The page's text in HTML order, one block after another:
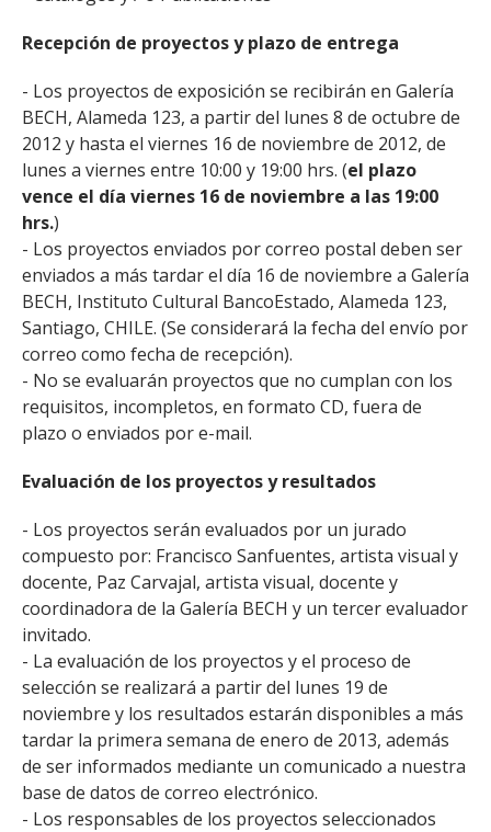
Recepción de proyectos y plazo de entrega
- Los proyectos de exposición se recibirán en Galería
BECH, Alameda 123, a partir del lunes 8 de octubre de
2012 y hasta el viernes 16 de noviembre de 2012, de
lunes a viernes entre 10:00 y 19:00 hrs. (el plazo
vence el día viernes 16 de noviembre a las 19:00
hrs.)
- Los proyectos enviados por correo postal deben ser
enviados a más tardar el día 16 de noviembre a Galería
BECH, Instituto Cultural BancoEstado, Alameda 123,
Santiago, CHILE. (Se considerará la fecha del envío por
correo como fecha de recepción).
- No se evaluarán proyectos que no cumplan con los
requisitos, incompletos, en formato CD, fuera de
plazo o enviados por e-mail.
Evaluación de los proyectos y resultados
- Los proyectos serán evaluados por un jurado
compuesto por: Francisco Sanfuentes, artista visual y
docente, Paz Carvajal, artista visual, docente y
coordinadora de la Galería BECH y un tercer evaluador
invitado.
- La evaluación de los proyectos y el proceso de
selección se realizará a partir del lunes 19 de
noviembre y los resultados estarán disponibles a más
tardar la primera semana de enero de 2013, además
de ser informados mediante un comunicado a nuestra
base de datos de correo electrónico.
- Los responsables de los proyectos seleccionados